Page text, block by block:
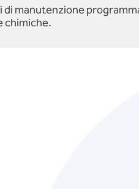
manutenzione
chimiche.